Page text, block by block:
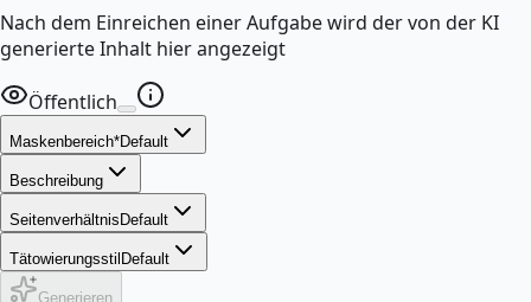
Nach dem Einreichen einer Aufgabe wird der von der KI
generierte Inhalt hier angezeigt
Öffentlich
Maskenbereich*Default
Beschreibung
Seitenverhältnis Default
Tätowierungsstil Default
Generieren